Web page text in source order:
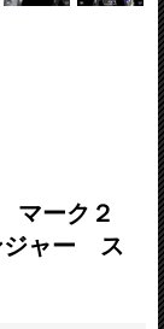
マーク２
ジャー ス